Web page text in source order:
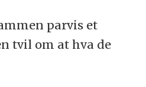
parvis et
tvil om at hva de